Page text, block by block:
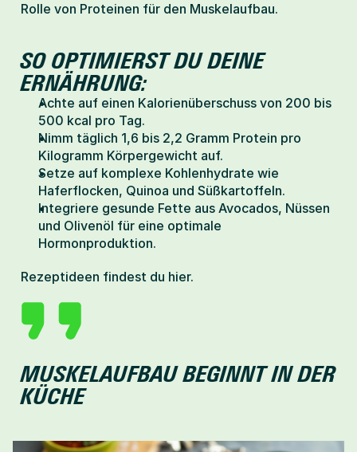
Rolle von Proteinen für den Muskelaufbau.
SO OPTIMIERST DU DEINE
ERNÄHRUNG:
Achte auf einen Kalorienüberschuss von 200 bis
500 kcal pro Tag.
Nimm täglich 1,6 bis 2,2 Gramm Protein pro
Kilogramm Körpergewicht auf.
Setze auf komplexe Kohlenhydrate wie
Haferflocken, Quinoa und Süßkartoffeln.
Integriere gesunde Fette aus Avocados, Nüssen
und Olivenöl für eine optimale
Hormonproduktion.
Rezeptideen findest du hier.
MUSKELAUFBAU BEGINNT IN DER
KÜCHE